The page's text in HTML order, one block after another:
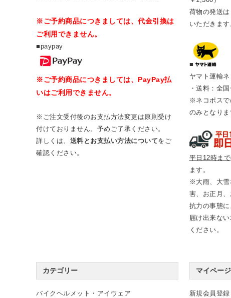
※ご予約商品につきましては、代金引換は
ご利用できません。
■paypay
※ご予約商品につきましては、PayPay払
いはご利用できません。
※ご注文受付後のお支払方法変更は原則受け
付けておりません。予めご了承ください。
詳しくは、 送料とお支払い方法についてをご
確認ください。
荷物の発送
いただきます
■
ヤマト運輸
・送料：全
※ネコポスで
のみとなりま
平日12時まで
ます。
※大雨、大雪
害、お正月
抗力の事態
届け出来な
ください。
カテゴリー
バイクヘルメット・アイウェア
マイページ
新規会員登録